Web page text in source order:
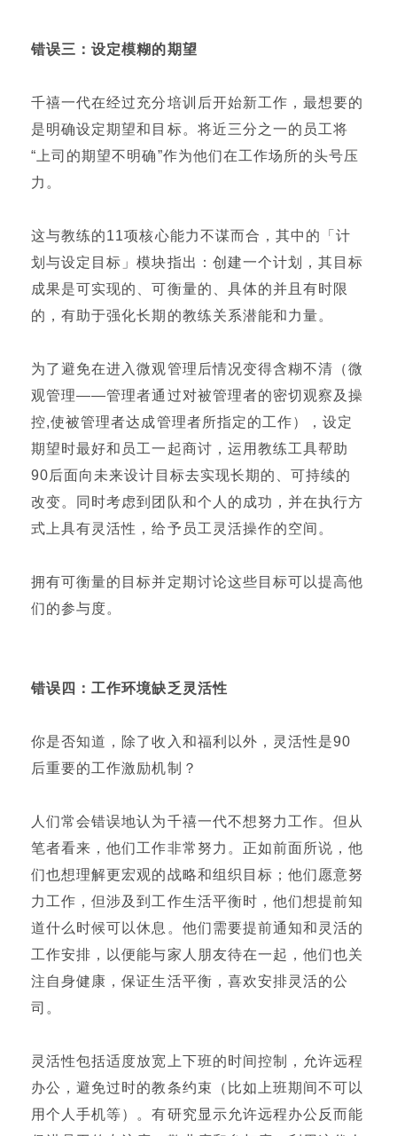
错误三：设定模糊的期望
千禧一代在经过充分培训后开始新工作，最想要的
是明确设定期望和目标。将近三分之一的员工将
“上司的期望不明确”作为他们在工作场所的头号压
力。
这与教练的11项核心能力不谋而合，其中的「计
划与设定目标」模块指出：创建一个计划，其目标
成果是可实现的、可衡量的、具体的并且有时限
的，有助于强化长期的教练关系潜能和力量。
为了避免在进入微观管理后情况变得含糊不清（微
观管理——管理者通过对被管理者的密切观察及操
控,使被管理者达成管理者所指定的工作），设定
期望时最好和员工一起商讨，运用教练工具帮助
90后面向未来设计目标去实现长期的、可持续的
改变。同时考虑到团队和个人的成功，并在执行方
式上具有灵活性，给予员工灵活操作的空间。
拥有可衡量的目标并定期讨论这些目标可以提高他
们的参与度。
错误四：工作环境缺乏灵活性
你是否知道，除了收入和福利以外，灵活性是90
后重要的工作激励机制？
人们常会错误地认为千禧一代不想努力工作。但从
笔者看来，他们工作非常努力。正如前面所说，他
们也想理解更宏观的战略和组织目标；他们愿意努
力工作，但涉及到工作生活平衡时，他们想提前知
道什么时候可以休息。他们需要提前通知和灵活的
工作安排，以便能与家人朋友待在一起，他们也关
注自身健康，保证生活平衡，喜欢安排灵活的公
司。
灵活性包括适度放宽上下班的时间控制，允许远程
办公，避免过时的教条约束（比如上班期间不可以
用个人手机等）。有研究显示允许远程办公反而能